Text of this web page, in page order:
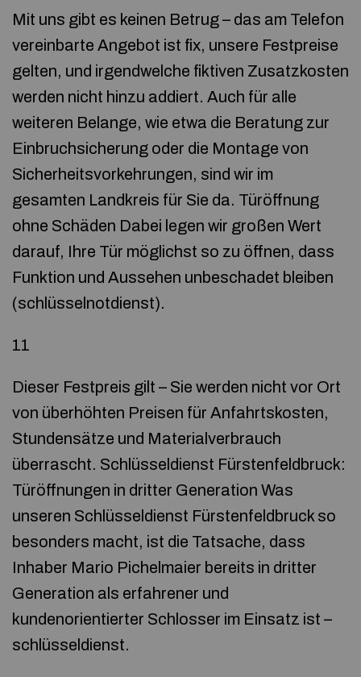
Mit uns gibt es keinen Betrug – das am Telefon
vereinbarte Angebot ist fix, unsere Festpreise
gelten, und irgendwelche fiktiven Zusatzkosten
werden nicht hinzu addiert. Auch für alle
weiteren Belange, wie etwa die Beratung zur
Einbruchsicherung oder die Montage von
Sicherheitsvorkehrungen, sind wir im
gesamten Landkreis für Sie da. Türöffnung
ohne Schäden Dabei legen wir großen Wert
darauf, Ihre Tür möglichst so zu öffnen, dass
Funktion und Aussehen unbeschadet bleiben
(schlüsselnotdienst).
11
Dieser Festpreis gilt – Sie werden nicht vor Ort
von überhöhten Preisen für Anfahrtskosten,
Stundensätze und Materialverbrauch
überrascht. Schlüsseldienst Fürstenfeldbruck:
Türöffnungen in dritter Generation Was
unseren Schlüsseldienst Fürstenfeldbruck so
besonders macht, ist die Tatsache, dass
Inhaber Mario Pichelmaier bereits in dritter
Generation als erfahrener und
kundenorientierter Schlosser im Einsatz ist –
schlüsseldienst.